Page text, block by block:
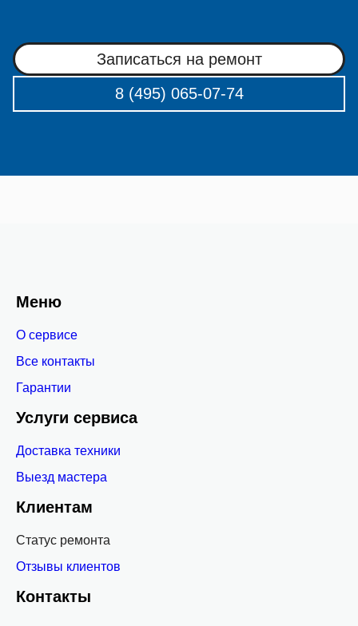
Записаться на ремонт
8 (495) 065-07-74
Меню
О сервисе
Все контакты
Гарантии
Услуги сервиса
Доставка техники
Выезд мастера
Клиентам
Статус ремонта
Отзывы клиентов
Контакты